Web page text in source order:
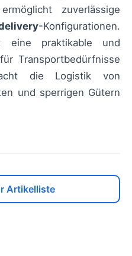
zuverlässige
-Konfigurationen.
eine praktikable und
Transportbedürfnisse
die Logistik von
und sperrigen Gütern
Artikelliste